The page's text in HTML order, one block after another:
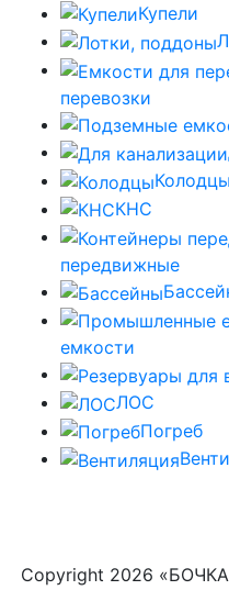
Купели
перевозки
Колодцы
КНС
передвижные
емкости
ЛОС
Погреб
Copyright 2026